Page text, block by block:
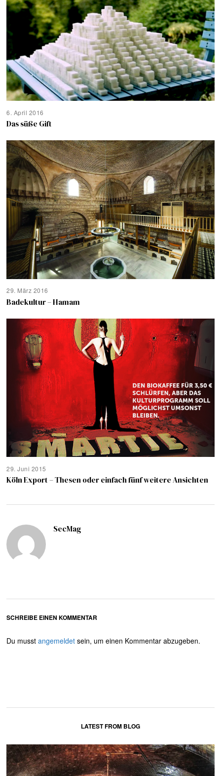
6. April 2016
Das süße Gift
29. März 2016
Badekultur – Hamam
29. Juni 2015
Köln Export – Thesen oder einfach fünf weitere Ansichten
SecMag
SCHREIBE EINEN KOMMENTAR
Du musstangemeldet sein, um einen Kommentar abzugeben.
LATEST FROM BLOG